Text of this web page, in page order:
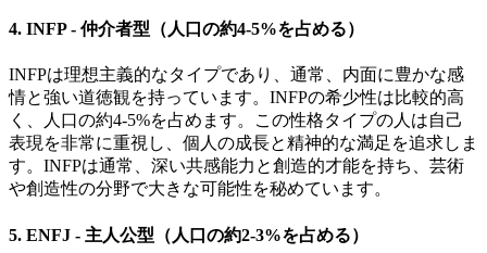
4. INFP - 仲介者型（人口の約4-5%を占める）
INFPは理想主義的なタイプであり、通常、内面に豊かな感
情と強い道徳観を持っています。INFPの希少性は比較的高
く、人口の約4-5%を占めます。この性格タイプの人は自己
表現を非常に重視し、個人の成長と精神的な満足を追求しま
す。INFPは通常、深い共感能力と創造的才能を持ち、芸術
や創造性の分野で大きな可能性を秘めています。
5. ENFJ - 主人公型（人口の約2-3%を占める）